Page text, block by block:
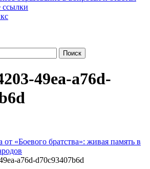
ссылки
49ea-a76d-
«Боевого братства»: живая память в
a76d-d70c93407b6d